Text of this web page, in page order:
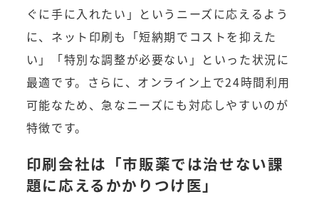
ぐに手に入れたい」というニーズに応えるよう
に、ネット印刷も「短納期でコストを抑えた
い」「特別な調整が必要ない」といった状況に
最適です。さらに、オンライン上で24時間利用
可能なため、急なニーズにも対応しやすいのが
特徴です。
印刷会社は「市販薬では治せない課
題に応えるかかりつけ医」